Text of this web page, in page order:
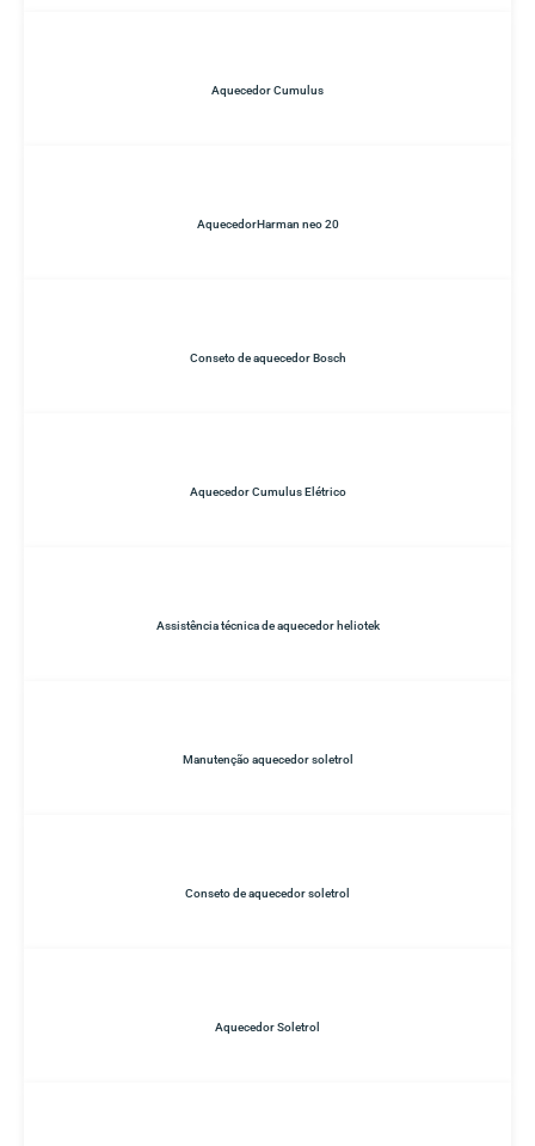
Aquecedor Cumulus
AquecedorHarman neo 20
Conseto de aquecedor Bosch
Aquecedor Cumulus Elétrico
Assistência técnica de aquecedor heliotek
Manutenção aquecedor soletrol
Conseto de aquecedor soletrol
Aquecedor Soletrol